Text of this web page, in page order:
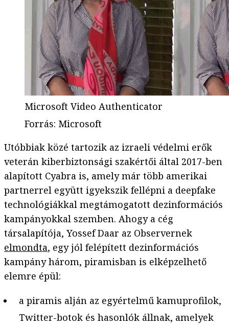
Microsoft Video Authenticator
Forrás: Microsoft
Utóbbiak közé tartozik az izraeli védelmi erők
veterán kiberbiztonsági szakértői által 2017-ben
alapított Cyabra is, amely már több amerikai
partnerrel együtt igyekszik fellépni a deepfake
technológiákkal megtámogatott dezinformációs
kampányokkal szemben. Ahogy a cég
társalapítója, Yossef Daar az Observernek
elmondta, egy jól felépített dezinformációs
kampány három, piramisban is elképzelhető
elemre épül:
a piramis alján az egyértelmű kamuprofilok,
Twitter-botok és hasonlók állnak, amelyek